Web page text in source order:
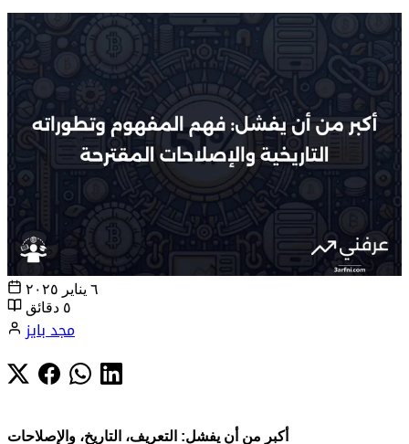
٦ يناير ٢٠٢٥
٥ دقائق
مجد بايز
أكبر من أن يفشل: التعريف، التاريخ، والإصلاحات